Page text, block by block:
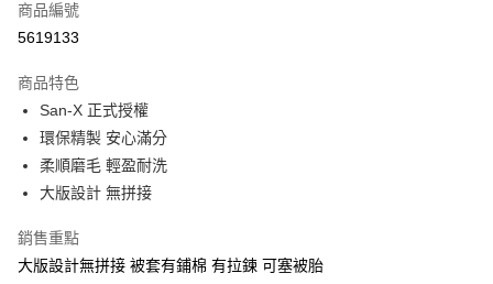
超商取貨付款
Apple Pay
街口支付
悠遊付
Google Pay
ATM付款
商品編號
5619133
商品特色
San-X 正式授權
環保精製 安心滿分
柔順磨毛 輕盈耐洗
大版設計 無拼接
銷售重點
大版設計無拼接 被套有鋪棉 有拉鍊 可塞被胎